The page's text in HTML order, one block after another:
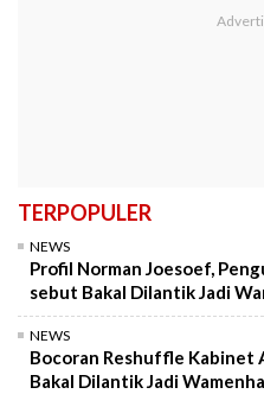
TERPOPULER
NEWS
Profil Norman Joesoef,
sebut Bakal Dilantik Jadi
NEWS
Bocoran Reshuffle Kabinet
Bakal Dilantik Jadi